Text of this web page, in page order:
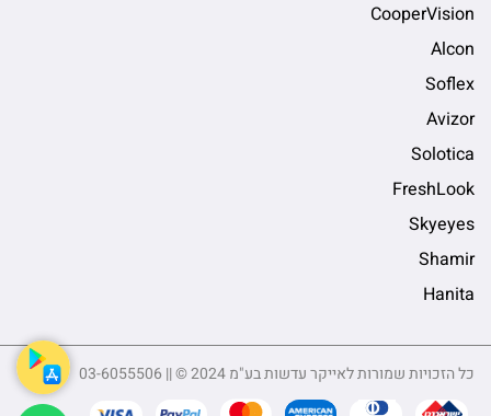
CooperVision
Alcon
Soflex
Avizor
Solotica
FreshLook
Skyeyes
Shamir
Hanita
כל הזכויות שמורות לאייקר עדשות בע"מ 2024 © || 03-6055506